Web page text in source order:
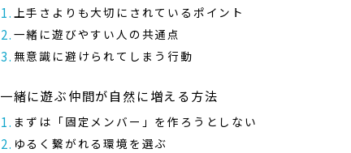
上手さよりも大切にされているポイント
一緒に遊びやすい人の共通点
無意識に避けられてしまう行動
一緒に遊ぶ仲間が自然に増える方法
まずは「固定メンバー」を作ろうとしない
ゆるく繋がれる環境を選ぶ